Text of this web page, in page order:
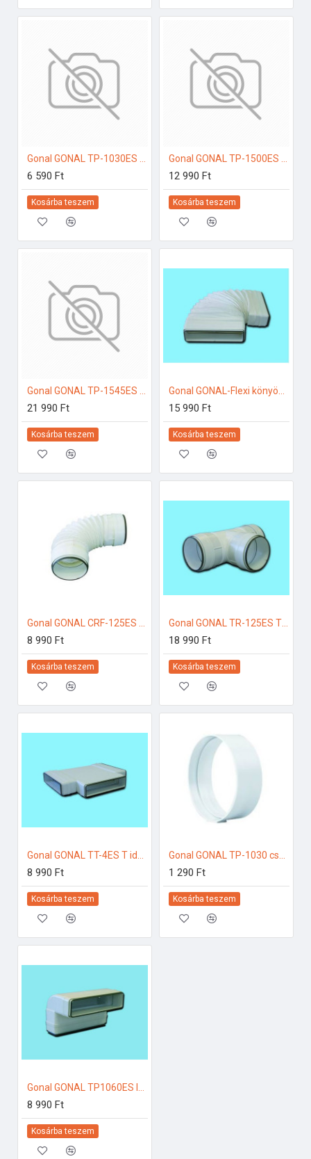
6 590 Ft
Kosárba teszem
12 990 Ft
Kosárba teszem
21 990 Ft
Kosárba teszem
15 990 Ft
Kosárba teszem
8 990 Ft
Kosárba teszem
Gonal GONAL TR-125ES T idom, NA125 125-ös páraelszívóhoz
18 990 Ft
Kosárba teszem
8 990 Ft
Kosárba teszem
1 290 Ft
Kosárba teszem
8 990 Ft
Kosárba teszem